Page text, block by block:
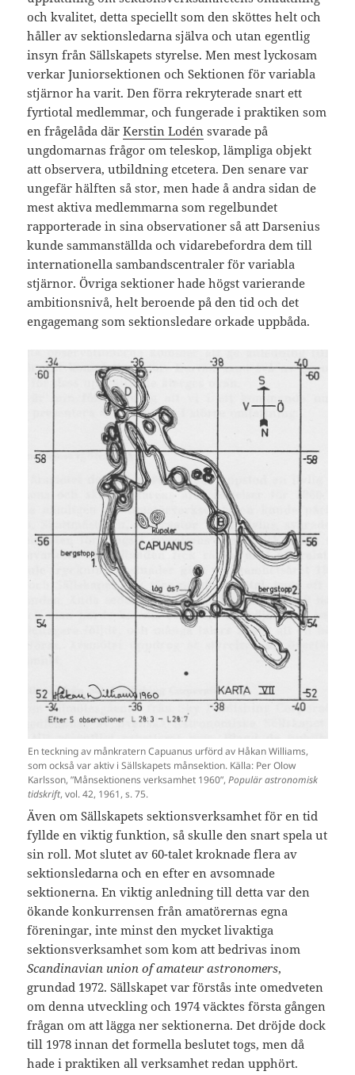
och kvalitet, detta speciellt som den sköttes helt och
håller av sektionsledarna själva och utan egentlig
insyn från Sällskapets styrelse. Men mest lyckosam
verkar Juniorsektionen och Sektionen för variabla
stjärnor ha varit. Den förra rekryterade snart ett
fyrtiotal medlemmar, och fungerade i praktiken som
en frågelåda därKerstin Lodén svarade på
ungdomarnas frågor om teleskop, lämpliga objekt
att observera, utbildning etcetera. Den senare var
ungefär hälften så stor, men hade å andra sidan de
mest aktiva medlemmarna som regelbundet
rapporterade in sina observationer så att Darsenius
kunde sammanställda och vidarebefordra dem till
internationella sambandscentraler för variabla
stjärnor. Övriga sektioner hade högst varierande
ambitionsnivå, helt beroende på den tid och det
engagemang som sektionsledare orkade uppbåda.
En teckning av månkratern Capuanus urförd av Håkan Williams,
som också var aktiv i Sällskapets månsektion. Källa: Per Olow
Karlsson, ”Månsektionens verksamhet 1960”, Populär astronomisk
tidskrift, vol. 42, 1961, s. 75.
Även om Sällskapets sektionsverksamhet för en tid
fyllde en viktig funktion, så skulle den snart spela ut
sin roll. Mot slutet av 60-talet kroknade flera av
sektionsledarna och en efter en avsomnade
sektionerna. En viktig anledning till detta var den
ökande konkurrensen från amatörernas egna
föreningar, inte minst den mycket livaktiga
sektionsverksamhet som kom att bedrivas inom
Scandinavian union of amateur astronomers,
grundad 1972. Sällskapet var förstås inte omedveten
om denna utveckling och 1974 väcktes första gången
frågan om att lägga ner sektionerna. Det dröjde dock
till 1978 innan det formella beslutet togs, men då
hade i praktiken all verksamhet redan upphört.